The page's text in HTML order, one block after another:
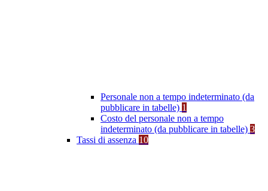
Personale non a tempo indeterminato (da
pubblicare in tabelle) 1
Costo del personale non a tempo
indeterminato (da pubblicare in tabelle) 3
Tassi di assenza 10